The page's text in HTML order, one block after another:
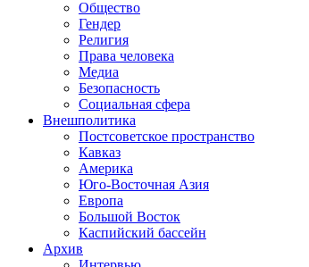
Общество
Гендер
Религия
Права человека
Медиа
Безопасность
Социальная сфера
Внешполитика
Постсоветское пространство
Кавказ
Америка
Юго-Восточная Азия
Европа
Большой Восток
Каспийский бассейн
Архив